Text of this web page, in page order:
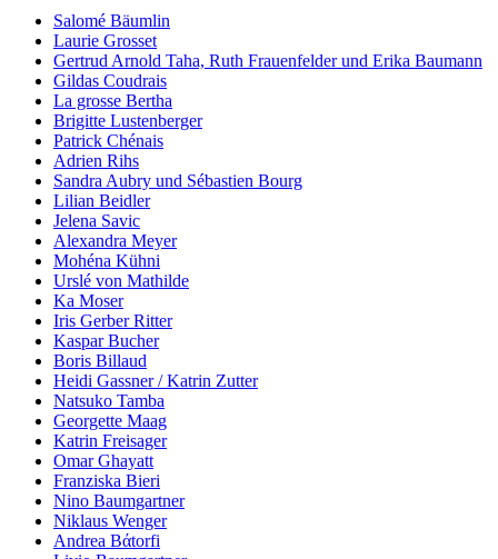
Salomé Bäumlin
Laurie Grosset
Gertrud Arnold Taha, Ruth Frauenfelder und Erika Baumann
Gildas Coudrais
La grosse Bertha
Brigitte Lustenberger
Patrick Chénais
Adrien Rihs
Sandra Aubry und Sébastien Bourg
Lilian Beidler
Jelena Savic
Alexandra Meyer
Mohéna Kühni
Urslé von Mathilde
Ka Moser
Iris Gerber Ritter
Kaspar Bucher
Boris Billaud
Heidi Gassner / Katrin Zutter
Natsuko Tamba
Georgette Maag
Katrin Freisager
Omar Ghayatt
Franziska Bieri
Nino Baumgartner
Niklaus Wenger
Andrea Bάtorfi